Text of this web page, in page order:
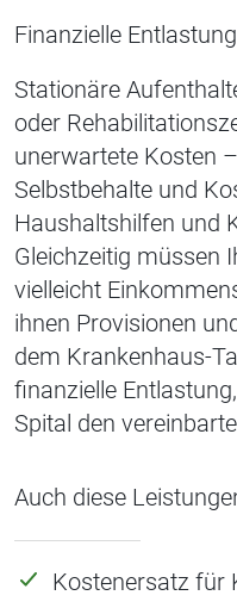
Finanzielle
Stationäre
oder
unerwartete Kosten
Selbstbehalte und
Haushaltshilfen und
Gleichzeitig müssen
vielleicht
ihnen Provisionen
dem Krankenhaus-
finanzielle
Spital den
Auch diese
Kostenersatz für